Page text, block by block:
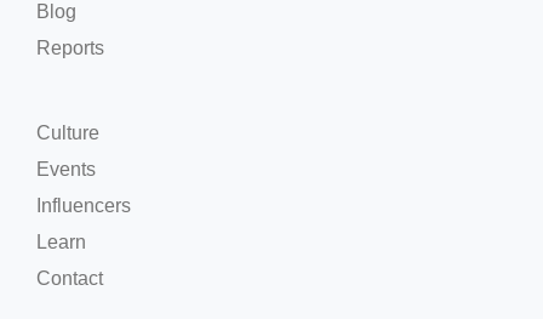
Blog
Reports
Culture
Events
Influencers
Learn
Contact